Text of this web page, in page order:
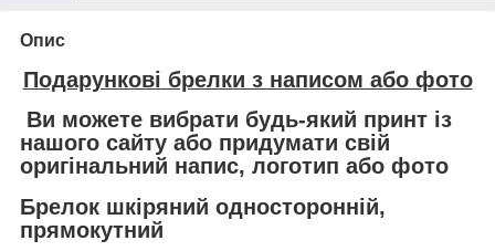
Опис
Подарункові брелки з написом або фото
Ви можете вибрати будь-який принт із
нашого сайту або придумати свій
оригінальний напис, логотип або фото
Брелок шкіряний односторонній,
прямокутний